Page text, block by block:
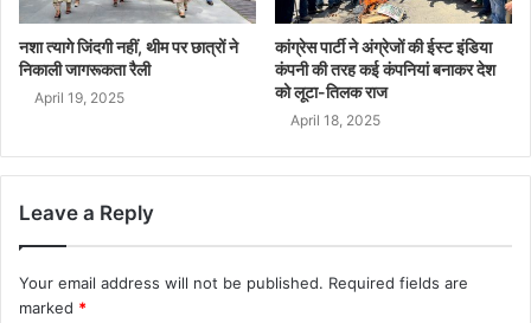
नशा त्यागे जिंदगी नहीं, थीम पर छात्रों ने
निकाली जागरूकता रैली
April 19, 2025
कांग्रेस पार्टी ने अंग्रेजों की ईस्ट इंडिया
कंपनी की तरह कई कंपनियां बनाकर देश
को लूटा-तिलक राज
April 18, 2025
Leave a Reply
Your email address will not be published. Required fields are
marked *